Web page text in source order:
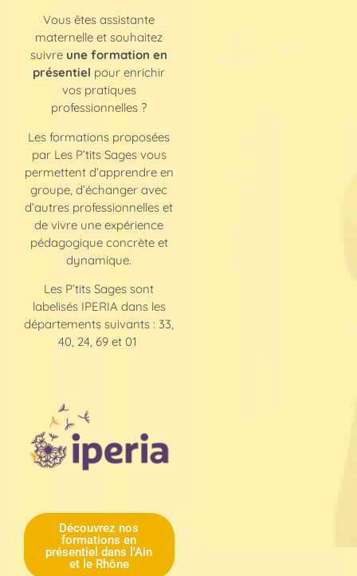
Vous êtes assistante
maternelle et souhaitez
suivre une formation en
présentiel pour enrichir
vos pratiques
professionnelles ?
Les formations proposées
par Les P’tits Sagesvous
permettent d’apprendre en
groupe, d’échanger avec
d’autres professionnelles et
de vivre une expérience
pédagogique concrète et
dynamique.
Les P’tits Sages sont
labelisés IPERIA dans les
départements suivants : 33,
40, 24, 69 et 01
Découvrez nos
formations en
présentiel dans l'Ain
et le Rhône